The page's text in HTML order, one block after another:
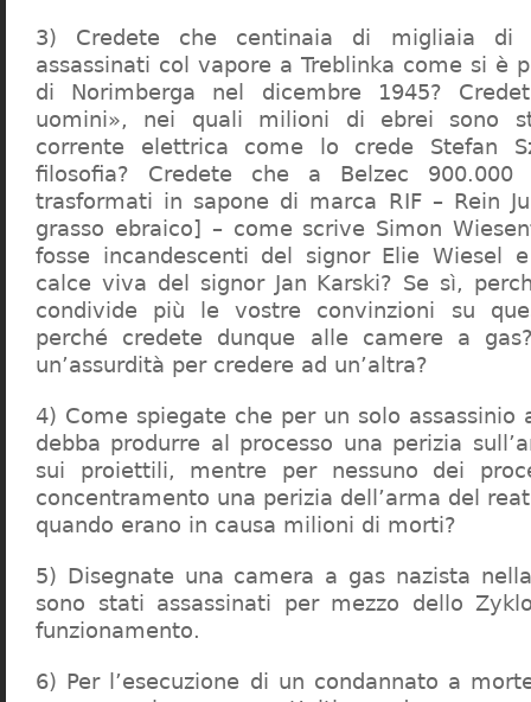
3) Credete che centinaia di migliaia di
assassinati col vapore a Treblinka come si è
di Norimberga nel dicembre 1945?
uomini», nei quali milioni di ebrei sono
corrente elettrica come lo crede Stefan
filosofia? Credete che a Belzec
trasformati in sapone di marca RIF – Rein
grasso ebraico] – come scrive Simon
fosse incandescenti del signor Elie Wiesel
calce viva del signor Jan Karski? Se sì,
condivide più le vostre convinzioni su
perché credete dunque alle camere a
un’assurdità per credere ad un’altra?
4) Come spiegate che per un solo assassinio
debba produrre al processo una perizia
sui proiettili, mentre per nessuno dei
concentramento una perizia dell’arma del
quando erano in causa milioni di morti?
5) Disegnate una camera a gas nazista
sono stati assassinati per mezzo dello
funzionamento.
6) Per l’esecuzione di un condannato a